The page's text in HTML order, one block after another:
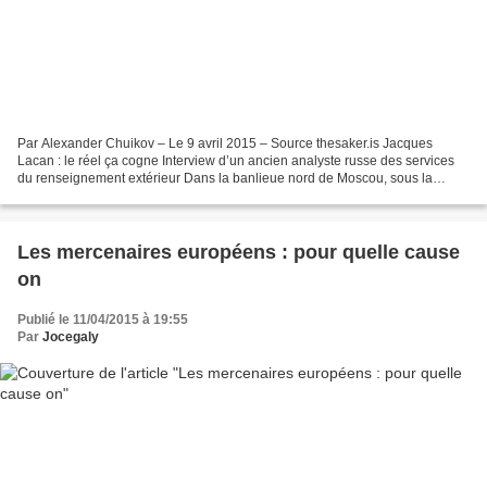
Par Alexander Chuikov – Le 9 avril 2015 – Source thesaker.is Jacques
Lacan : le réel ça cogne Interview d’un ancien analyste russe des services
du renseignement extérieur Dans la banlieue nord de Moscou, sous la
Les mercenaires européens : pour quelle cause
on
Publié le 11/04/2015 à 19:55
Par Jocegaly